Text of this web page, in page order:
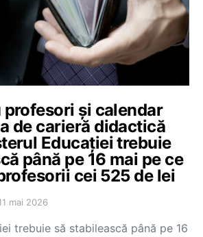
profesori și calendar
de carieră didactică
Educației trebuie
până pe 16 mai pe ce
cei 525 de lei
mai 2026
trebuie să stabilească până pe 16